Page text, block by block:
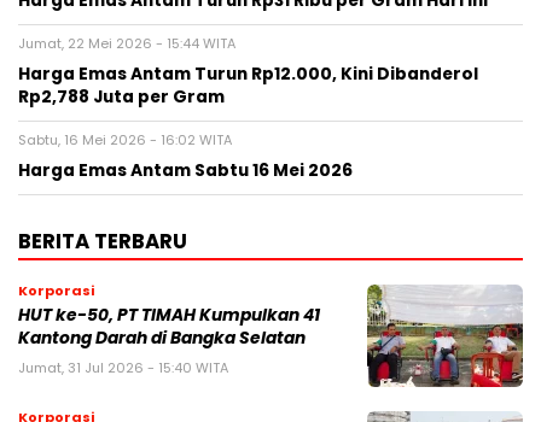
Jumat, 22 Mei 2026 - 15:44 WITA
Harga Emas Antam Turun Rp12.000, Kini Dibanderol
Rp2,788 Juta per Gram
Sabtu, 16 Mei 2026 - 16:02 WITA
Harga Emas Antam Sabtu 16 Mei 2026
BERITA TERBARU
Korporasi
HUT ke-50, PT TIMAH Kumpulkan 41
Kantong Darah di Bangka Selatan
Jumat, 31 Jul 2026 - 15:40 WITA
Korporasi